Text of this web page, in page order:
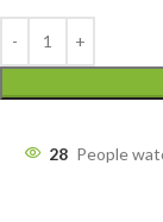
28 People